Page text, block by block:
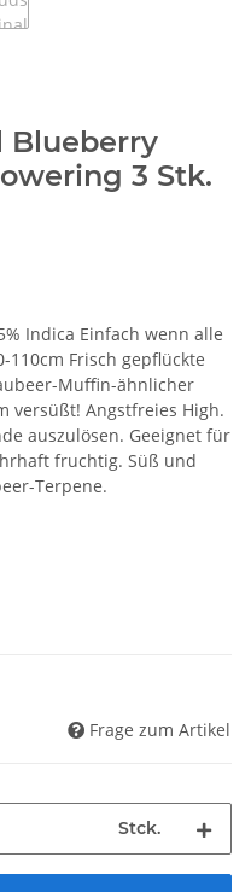
Blueberry
3 Stk.
Indica Einfach wenn alle
110cm Frisch gepflückte
Muffin-ähnlicher
versüßt! Angstfreies High.
auszulösen. Geeignet für
fruchtig. Süß und
Terpene.
Frage zum Artikel
Stck.